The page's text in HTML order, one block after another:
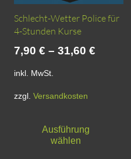
Schlecht-Wetter Police für
4-Stunden Kurse
7,90 € – 31,60 €
inkl. MwSt.
zzgl. Versandkosten
Ausführung
wählen